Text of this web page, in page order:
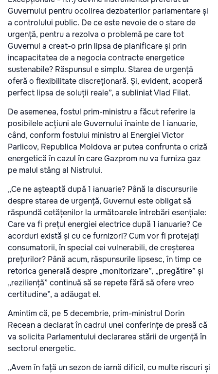
Guvernului pentru ocolirea dezbaterilor parlamentare și
a controlului public. De ce este nevoie de o stare de
urgență, pentru a rezolva o problemă pe care tot
Guvernul a creat-o prin lipsa de planificare și prin
incapacitatea de a negocia contracte energetice
sustenabile? Răspunsul e simplu. Starea de urgență
oferă o flexibilitate discreționară. Și, evident, acoperă
perfect lipsa de soluții reale”, a subliniat Vlad Filat.
De asemenea, fostul prim-ministru a făcut referire la
posibilele acțiuni ale Guvernului înainte de 1 ianuarie,
când, conform fostului ministru al Energiei Victor
Parlicov, Republica Moldova ar putea confrunta o criză
energetică în cazul în care Gazprom nu va furniza gaz
pe malul stâng al Nistrului.
„Ce ne așteaptă după 1 ianuarie? Până la discursurile
despre starea de urgență, Guvernul este obligat să
răspundă cetățenilor la următoarele întrebări esențiale:
Care va fi prețul energiei electrice după 1 ianuarie? Ce
acorduri există și cu ce furnizori? Cum vor fi protejați
consumatorii, în special cei vulnerabili, de creșterea
prețurilor? Până acum, răspunsurile lipsesc, în timp ce
retorica generală despre „monitorizare”, „pregătire” și
„reziliență” continuă să se repete fără să ofere vreo
certitudine”, a adăugat el.
Amintim că, pe 5 decembrie, prim-ministrul Dorin
Recean a declarat în cadrul unei conferințe de presă că
va solicita Parlamentului declararea stării de urgență în
sectorul energetic.
„Avem în față un sezon de iarnă dificil, cu multe riscuri și